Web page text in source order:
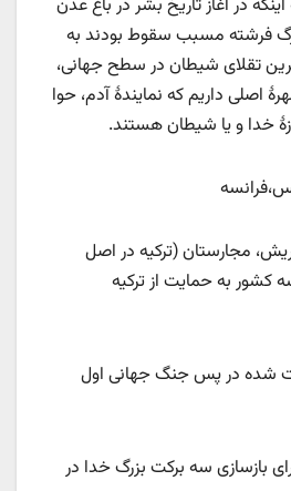
در آغاز تاریخ بشر در باغ عدن
فرشته مسبب سقوط بودند به
تقلای شیطان در سطح جهانی،
اصلی داریم که نمایندۀ آدم، حوا
خدا و یا شیطان هستند.
مجارستان (ترکیه در اصل
کشور به حمایت از ترکیه
شده در پس جنگ جهانی اول
بازسازی سه برکت بزرگ خدا در